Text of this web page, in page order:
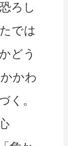
ろし
では
どう
かわ
く。